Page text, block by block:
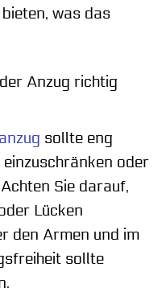
was das
Anzug richtig
sollte eng
oder
Sie darauf,
Lücken
den Armen und im
sollte